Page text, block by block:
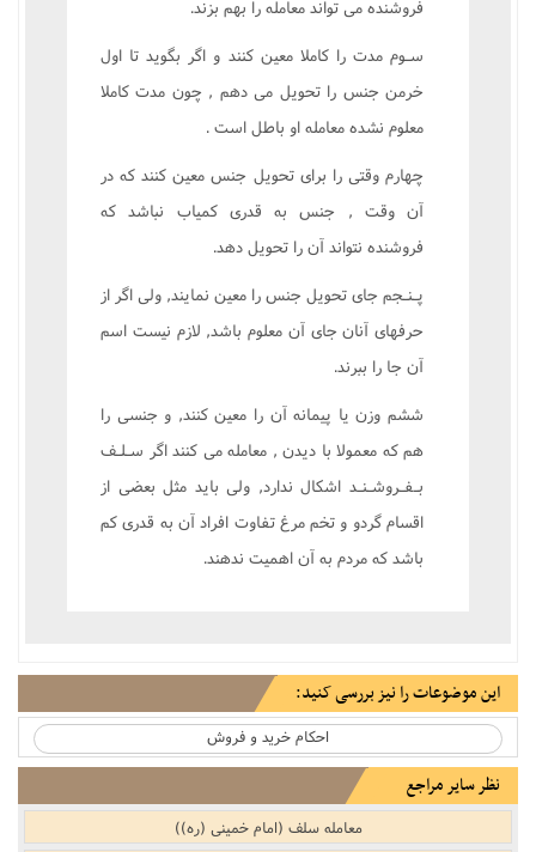
فروشنده مى تواند معامله را بهم بزند.
سـوم مدت را کاملا معين کنند و اگر بگويد تا اول
خرمن جنس را تحويل مى دهم , چون مدت کاملا
معلوم نشده معامله او باطل است .
چهارم وقتى را براى تحويل جنس معين کنند که در
آن وقت , جنس به قدرى کمياب نباشد که
فروشنده نتواند آن را تحويل دهد.
پـنـجم جاى تحويل جنس را معين نمايند, ولى اگر از
حرفهاى آنان جاى آن معلوم باشد, لازم نيست اسم
آن جا را ببرند.
ششم وزن يا پيمانه آن را معين کنند, و جنسى را
هم که معمولا با ديدن , معامله مى کنند اگر سـلـف
بـفـروشـنـد اشکال ندارد, ولى بايد مثل بعضى از
اقسام گردو و تخم مرغ تفاوت افراد آن به قدرى کم
باشد که مردم به آن اهميت ندهند.
این موضوعات را نیز بررسی کنید:
احکام خرید و فروش
نظر سایر مراجع
معامله سلف (امام خمینی (ره))